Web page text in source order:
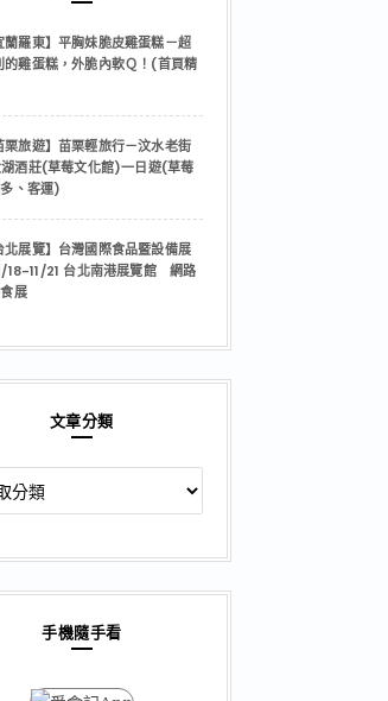
蘭羅東】平胸妹脆皮雞蛋糕－超
的雞蛋糕，外脆內軟Ｑ！(首頁精
栗旅遊】苗栗輕旅行－汶水老街
酒莊(草莓文化館)一日遊(草莓
、客運)
北展覽】台灣國際食品暨設備展
18-11/21 台北南港展覽館 網路
展
文章分類
手機隨手看